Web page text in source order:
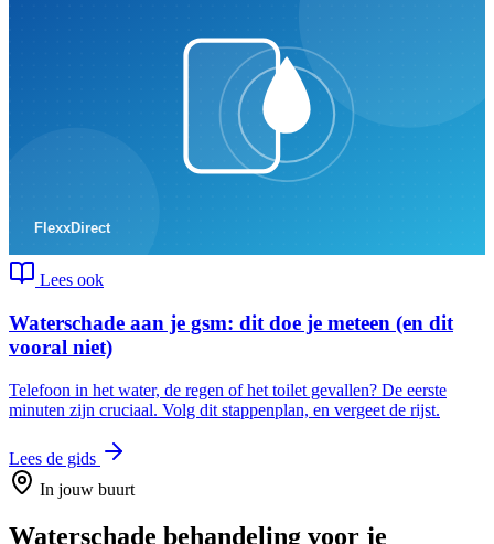
Lees ook
Waterschade aan je gsm: dit doe je meteen (en dit
vooral niet)
Telefoon in het water, de regen of het toilet gevallen? De eerste
minuten zijn cruciaal. Volg dit stappenplan, en vergeet de rijst.
Lees de gids
In jouw buurt
Waterschade behandeling voor je